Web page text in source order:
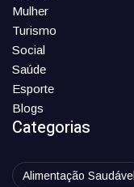
Mulher
Turismo
Social
Saúde
Esporte
Blogs
Categorias
Alimentação Saudável